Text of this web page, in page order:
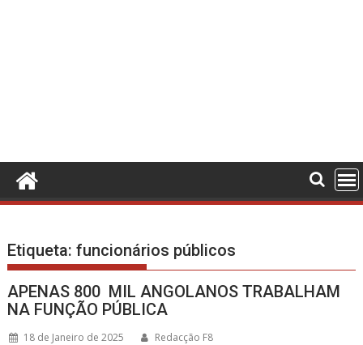
Etiqueta:funcionários públicos
APENAS 800 MIL ANGOLANOS TRABALHAM
NA FUNÇÃO PÚBLICA
18 de Janeiro de 2025 Redacção F8